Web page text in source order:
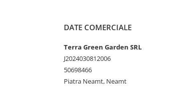
DATE COMERCIALE
Terra Green Garden SRL
J2024030812006
50698466
Piatra Neamt, Neamt